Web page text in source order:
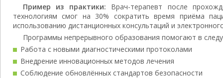
Пример из практики: Врач-терапевт после
технологиям смог на 30% сократить время приёма
использованию дистанционных консультаций и
Программы непрерывного образования помогают в
Работа с новыми диагностическими протоколами
Внедрение инновационных методов лечения
Соблюдение обновлённых стандартов безопасности